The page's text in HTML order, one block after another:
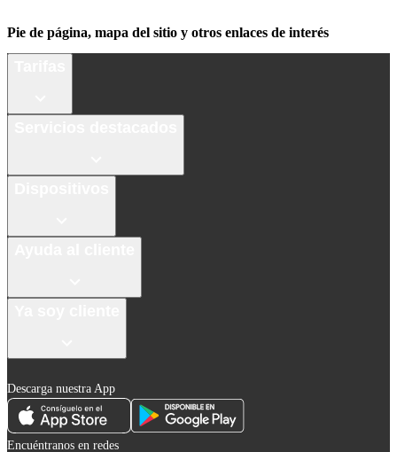
Pie de página, mapa del sitio y otros enlaces de interés
Descarga nuestra App
Encuéntranos en redes